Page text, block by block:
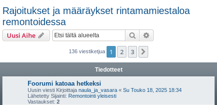
Rajoitukset ja määräykset rintamamiestaloa
remontoidessa
Uusi Aihe Etsi
136 viestiketjua 1 2 3
Tiedotteet
Foorumi katoaa hetkeksi
Uusin viesti Kirjoittaja naula_ja_vasara « Su Touko 18, 2025 18:34
Lähetetty Sijainti: Remontointi yleisesti
Vastaukset: 2